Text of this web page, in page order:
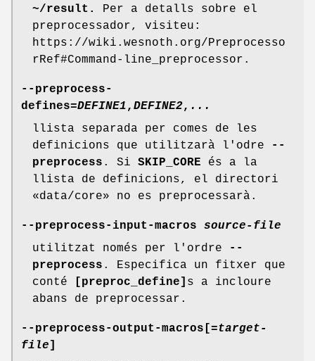
~/result.
Per a detalls sobre el
preprocessador, visiteu:
https://wiki.wesnoth.org/Preprocesso
rRef#Command-line_preprocessor.
--preprocess-
defines=DEFINE1, DEFINE2, ...
llista separada per comes de les
definicions que utilitzarà l'odre
--
preprocess . Si SKIP_CORE és a la
llista de definicions, el directori
«data/core» no es preprocessarà.
--preprocess-input-macros source-file
utilitzat només per l'ordre
--
preprocess . Especifica un fitxer que
conté
[preproc_define] s a incloure
abans de preprocessar.
--preprocess-output-macros[ =target-
file